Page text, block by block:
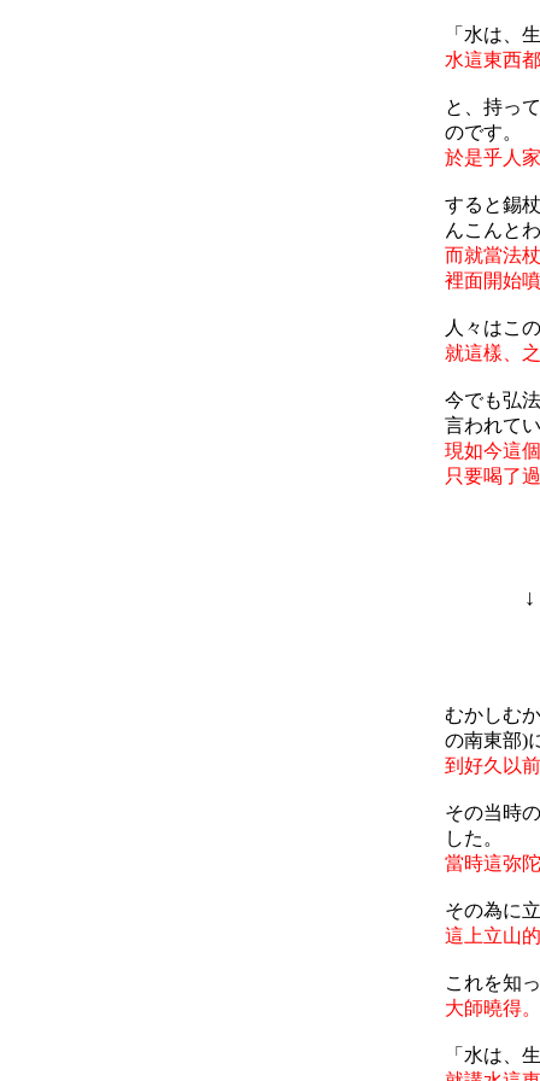
「水は、
水這東西
と、持っ
のです。
於是乎人
すると錫
んこんと
而就當法
裡面開始
人々はこ
就這樣、
今でも弘
言われて
現如今這
只要喝了
むかしむ
の南東部)
到好久以
その当時
した。
當時這弥
その為に
這上立山
これを知
大師曉得。
「水は、